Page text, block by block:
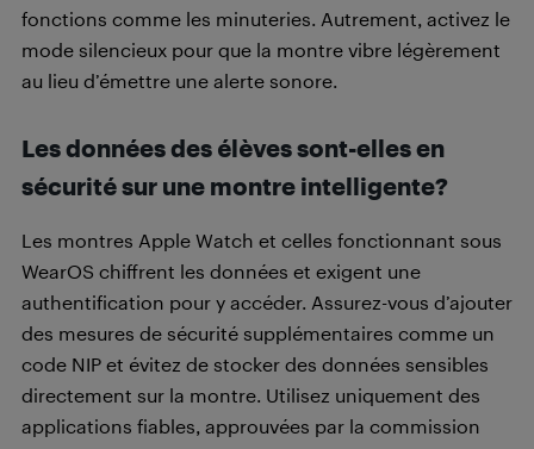
fonctions comme les minuteries. Autrement, activez le
mode silencieux pour que la montre vibre légèrement
au lieu d’émettre une alerte sonore.
Les données des élèves sont-elles en
sécurité sur une montre intelligente?
Les montres Apple Watch et celles fonctionnant sous
WearOS chiffrent les données et exigent une
authentification pour y accéder. Assurez-vous d’ajouter
des mesures de sécurité supplémentaires comme un
code NIP et évitez de stocker des données sensibles
directement sur la montre. Utilisez uniquement des
applications fiables, approuvées par la commission